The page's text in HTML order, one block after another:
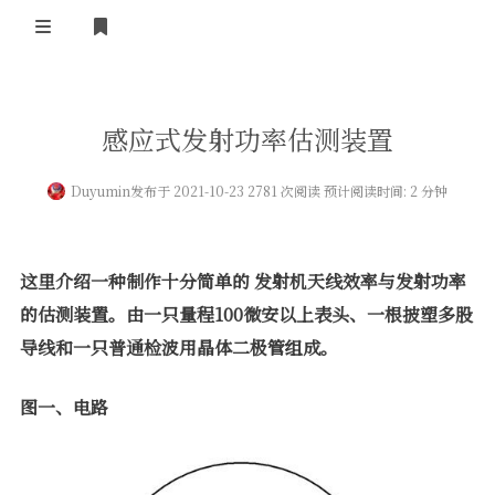
黄河事务
内部信息
黄河使命
黄河新闻
无线新闻
活动竞赛
行业新闻
BA4II
图文教程
器材专区
车载类别
编号申请
黄河直播
感应式发射功率估测装置
Duyumin发布于 2021-10-23 2781 次阅读 预计阅读时间: 2 分钟
这里介绍一种制作十分简单的发射机天线效率与发射功率
的估测装置。由一只量程100微安以上表头、一根披塑多股
导线和一只普通检波用晶体二极管组成。
图一、电路